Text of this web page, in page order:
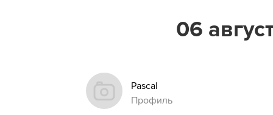
06
Pascal
Профиль